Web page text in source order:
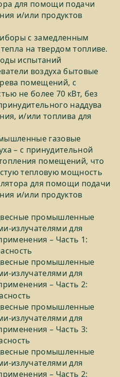
для помощи подачи
и/или продуктов
с замедленным
на твердом топливе.
испытаний
воздуха бытовые
помещений, с
не более 70 кВт, без
наддува
и/или топлива для
газовые
– с принудительной
помещений, что
тепловую мощность
для помощи подачи
и/или продуктов
промышленные
излучателями для
– Часть 1:
промышленные
излучателями для
– Часть 2:
промышленные
излучателями для
– Часть 3:
промышленные
излучателями для
– Часть 2: